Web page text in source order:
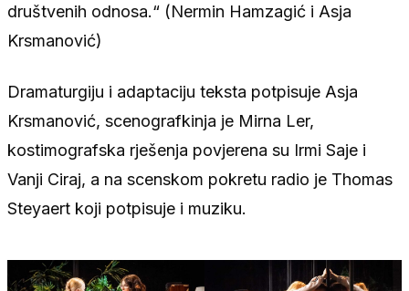
društvenih odnosa.“ (Nermin Hamzagić i Asja
Krsmanović)
Dramaturgiju i adaptaciju teksta potpisuje Asja
Krsmanović, scenografkinja je Mirna Ler,
kostimografska rješenja povjerena su Irmi Saje i
Vanji Ciraj, a na scenskom pokretu radio je Thomas
Steyaert koji potpisuje i muziku.